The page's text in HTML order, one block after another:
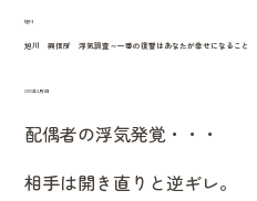
旭川
旭川 興信所 浮気調査～一番の復讐はあなたが幸せになること
2012年4月3日
配偶者の浮気発覚・・・
相手は開き直りと逆ギレ。